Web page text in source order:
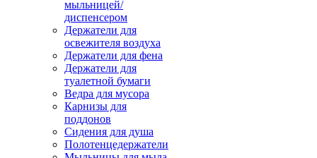
мыльницей/
диспенсером
Держатели для
освежителя воздуха
Держатели для фена
Держатели для
туалетной бумаги
Ведра для мусора
Карнизы для
поддонов
Сидения для душа
Полотенцедержатели